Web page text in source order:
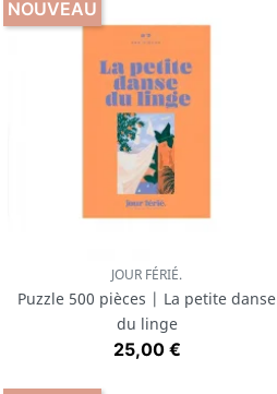
Aperçu rapide
JOUR FÉRIÉ.
Puzzle 500 pièces | La petite danse
du linge
Prix
25,00 €
NOUVEAU